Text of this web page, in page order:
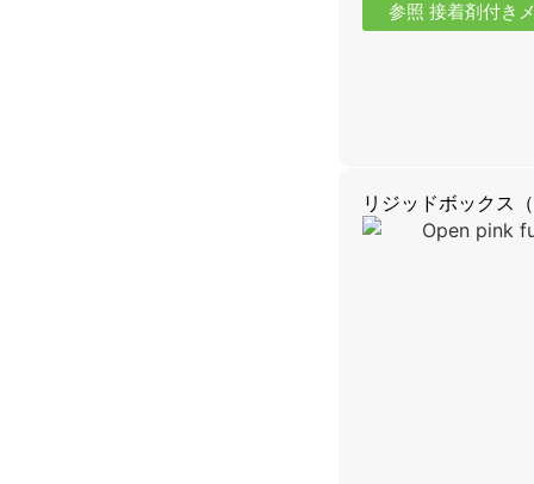
参照 接着剤付き
リジッドボックス